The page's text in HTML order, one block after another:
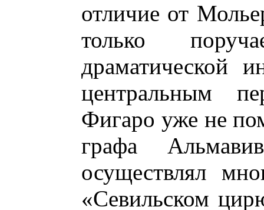
отличие от
только
драматической
центральным
Фигаро уже не
графа
осуществлял
«Севильском